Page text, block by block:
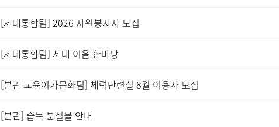
[세대통합팀] 2026 자원봉사자 모집
[세대통합팀] 세대 이음 한마당
[분관 교육여가문화팀] 체력단련실 8월 이용자 모집
[분관] 습득 분실물 안내